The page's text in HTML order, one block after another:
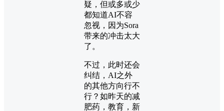
疑，但或多或少
都知道AI不容
忽视，因为Sora
带来的冲击太大
了。
不过，此时还会
纠结，AI之外
的其他方向行不
行？如昨天的减
肥药，教育，新